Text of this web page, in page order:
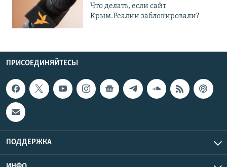
Что делать, если сайт
Крым.Реалии заблокировали?
ПРИСОЕДИНЯЙТЕСЬ!
ПОДДЕРЖКА